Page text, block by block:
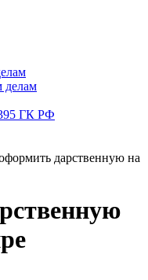
делам
ГК РФ
дарственную на